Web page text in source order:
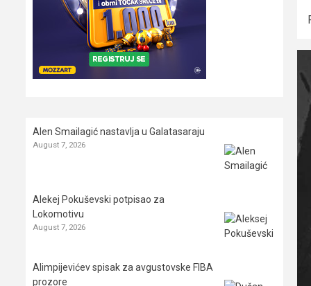
Alen Smailagić nastavlja u Galatasaraju
August 7, 2026
Alekej Pokuševski potpisao za
Lokomotivu
August 7, 2026
Alimpijevićev spisak za avgustovske FIBA
prozore